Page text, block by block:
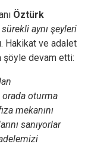
Öztürk
aynı şeyleri
Hakikat ve adalet
şöyle devam etti:
oturma
mekanını
sanıyorlar